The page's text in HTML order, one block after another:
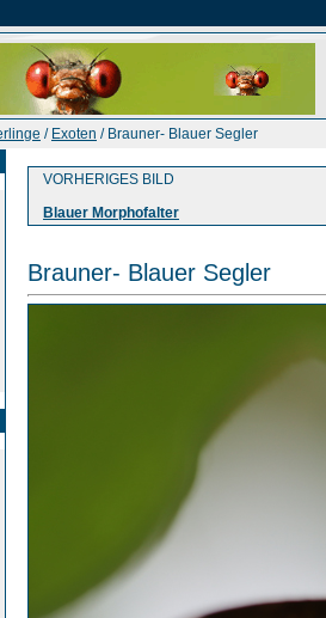
/ Exoten / Brauner- Blauer Segler
VORHERIGES BILD
Blauer Morphofalter
Brauner- Blauer Segler